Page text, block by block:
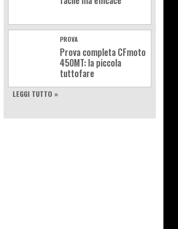
PROVA
Prova completa CFmoto
450MT: la piccola
tuttofare
LEGGI TUTTO »